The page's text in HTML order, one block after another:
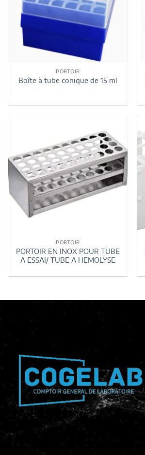
PORTOIR
Boîte à tube conique de 15 ml
PORTOIR
PORTOIR EN INOX POUR TUBE
A ESSAI/ TUBE A HEMOLYSE